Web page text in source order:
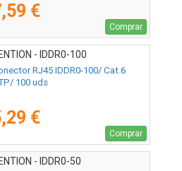
€
Comprar
- IDDR0-100
RJ45 IDDR0-100/ Cat.6
100 uds
€
Comprar
- IDDR0-50